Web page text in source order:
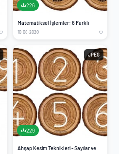
226
Matematiksel İşlemler: 6 Farklı
10.08.2020
JPEG
229
Ahşap Kesim Teknikleri - Sayılar ve